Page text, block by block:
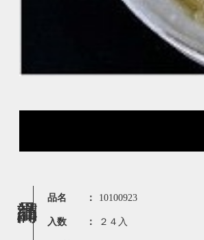
品名 ： 10100923
入数 ： ２４入